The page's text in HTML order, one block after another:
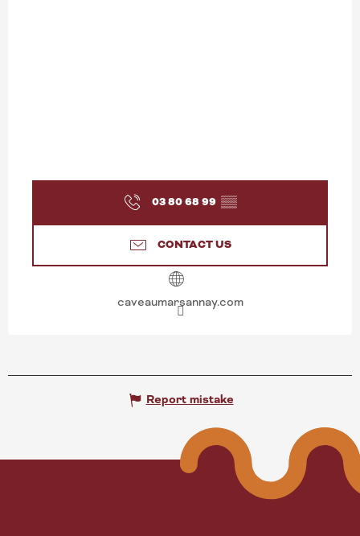
03 80 68 99 ▒▒
CONTACT US
caveaumarsannay.com
Report mistake